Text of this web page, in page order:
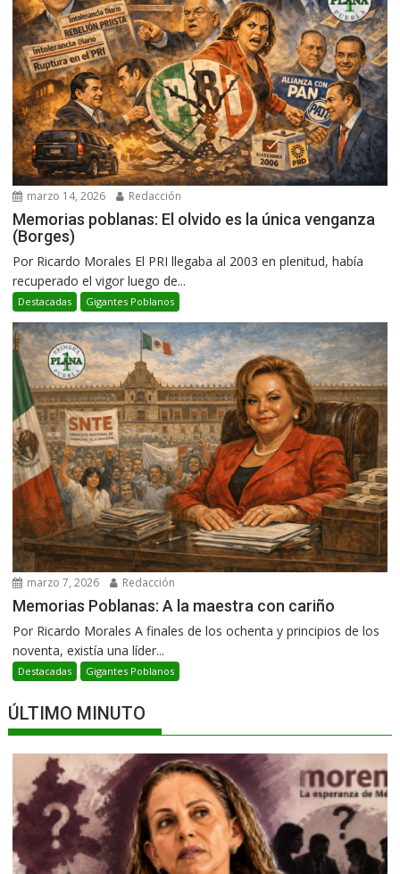
marzo 14, 2026 Redacción
Memorias poblanas: El olvido es la única venganza
(Borges)
Por Ricardo Morales El PRI llegaba al 2003 en plenitud, había
recuperado el vigor luego de...
Destacadas Gigantes Poblanos
marzo 7, 2026 Redacción
Memorias Poblanas: A la maestra con cariño
Por Ricardo Morales A finales de los ochenta y principios de los
noventa, existía una líder...
Destacadas Gigantes Poblanos
ÚLTIMO MINUTO